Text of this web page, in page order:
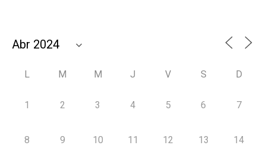
L M M J V S D
1 2 3 4 5 6 7
8 9 10 11 12 13 14